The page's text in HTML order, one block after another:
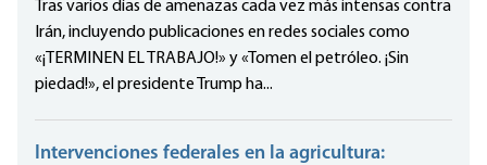
Tras varios días de amenazas cada vez más intensas contra
Irán, incluyendo publicaciones en redes sociales como
«¡TERMINEN EL TRABAJO!» y «Tomen el petróleo. ¡Sin
piedad!», el presidente Trump ha...
Intervenciones federales en la agricultura: